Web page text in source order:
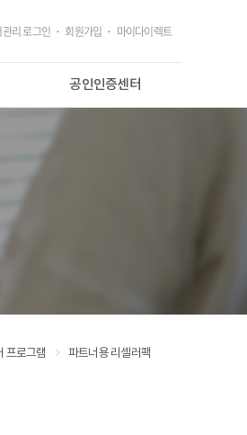
리 로그인 · 회원가입 · 마이다이렉트
공인인증센터
공인인증센터
프로그램 파트너용 리셀러팩